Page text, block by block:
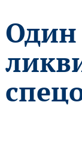
Один